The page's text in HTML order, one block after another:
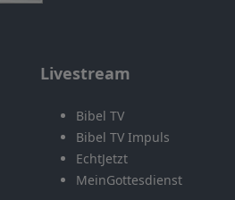
Livestream
Bibel TV
Bibel TV Impuls
EchtJetzt
MeinGottesdienst